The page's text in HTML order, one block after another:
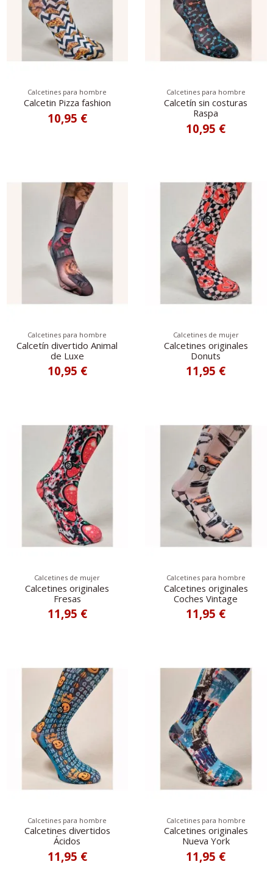
Calcetines para hombre
Calcetin Pizza fashion
10,95 €
Calcetines para hombre
Calcetín sin costuras
Raspa
10,95 €
Calcetines para hombre
Calcetín divertido Animal
de Luxe
10,95 €
Calcetines de mujer
Calcetines originales
Donuts
11,95 €
Calcetines de mujer
Calcetines originales
Fresas
11,95 €
Calcetines para hombre
Calcetines originales
Coches Vintage
11,95 €
Calcetines para hombre
Calcetines divertidos
Ácidos
11,95 €
Calcetines para hombre
Calcetines originales
Nueva York
11,95 €